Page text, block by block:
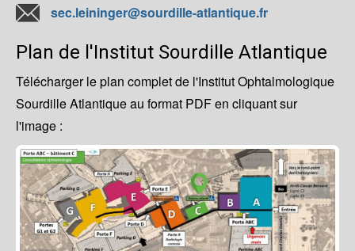
sec.leininger@sourdille-atlantique.fr
Plan de l'Institut Sourdille Atlantique
Télécharger le plan complet de l'Institut Ophtalmologique
Sourdille Atlantique au format PDF en cliquant sur
l'image :